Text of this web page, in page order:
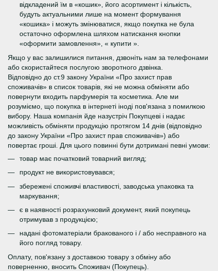
відкладений їм в «кошик», його асортимент і кількість,
будуть актуальними лише на момент формування
«кошика» і можуть змінюватися, якщо покупка не була
остаточно оформлена шляхом натискання кнопки
«оформити замовлення», « купити ».
Якщо у вас залишилися питання, дзвоніть нам за телефонами
або скористайтеся послугою зворотного дзвінка.
Відповідно до ст.9 закону України «Про захист прав
споживачів» в список товарів, які не можна обміняти або
повернути входить парфумерія та косметика. Але ми
розуміємо, що покупка в інтернеті іноді пов'язана з помилкою
вибору. Наша компанія йде назустріч Покупцеві і надає
можливість обміняти продукцію протягом 14 днів (відповідно
до закону України «Про захист прав споживачів») або
повертає гроші. Для цього повинні бути дотримані певні умови:
товар має початковий товарний вигляд;
продукт не використовувався;
збережені споживчі властивості, заводська упаковка та
маркування;
є в наявності розрахунковий документ, який покупець
отримував з продукцією;
надані фотоматеріали бракованого і / або несправного на
його погляд товару.
Оплату, пов'язану з доставкою товару з обміну або
поверненню, вносить Споживач (Покупець).